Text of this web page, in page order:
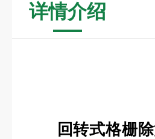
详情介绍
回转式格栅